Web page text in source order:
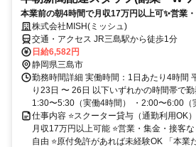
本業前の朝4時間で月収17万円以上可✨営業
株式会社MISH(ミッシュ)
交通・アクセス JR三島駅から徒歩1分
日給6,582円
静岡県三島市
勤務時間詳細 実働時間：1日あたり4時間
り23日 〜 26日 以下いずれかの時間帯で
1:30〜5:30（実働4時間） ・2:00〜6:00（
仕事内容 ⭐スクーター貸与（通勤利用OK
月収17万円以上可能 ⭐営業・集金・接客
自由 ⭐原付免許があれば未経験OK 「本業